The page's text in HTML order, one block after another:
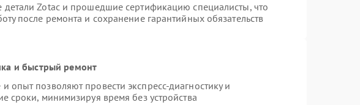
детали Zotac и прошедшие сертификацию специалисты, что
после ремонта и сохранение гарантийных обязательств
и быстрый ремонт
опыт позволяют провести экспресс-диагностику и
сроки, минимизируя время без устройства